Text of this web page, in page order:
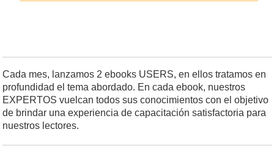
Cada mes, lanzamos 2 ebooks USERS, en ellos tratamos en
profundidad el tema abordado. En cada ebook, nuestros
EXPERTOS vuelcan todos sus conocimientos con el objetivo
de brindar una experiencia de capacitación satisfactoria para
nuestros lectores.